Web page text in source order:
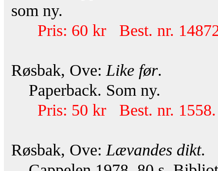
som ny.
Pris: 60 kr Best. nr.
Røsbak, Ove: Like før.
Paperback. Som ny.
Pris: 50 kr Best. nr. 1558.
Røsbak, Ove: Lævandes dikt.